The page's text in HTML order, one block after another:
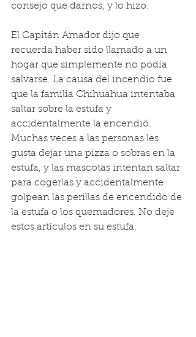
consejo que darnos, y lo hizo.
El Capitán Amador dijo que
recuerda haber sido llamado a un
hogar que simplemente no podía
salvarse. La causa del incendio fue
que la familia Chihuahua intentaba
saltar sobre la estufa y
accidentalmente la encendió.
Muchas veces a las personas les
gusta dejar una pizza o sobras en la
estufa, y las mascotas intentan saltar
para cogerlas y accidentalmente
golpean las perillas de encendido de
la estufa o los quemadores. No deje
estos artículos en su estufa.